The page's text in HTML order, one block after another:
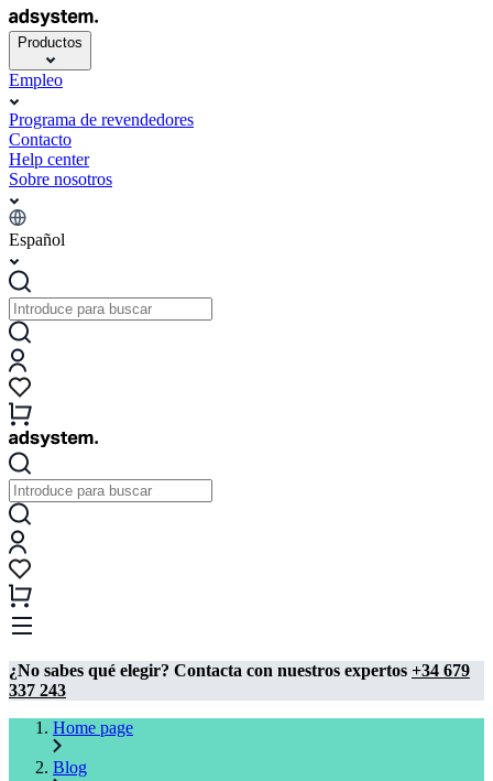
Productos
Empleo
Programa de revendedores
Contacto
Help center
Sobre nosotros
Español
¿No sabes qué elegir? Contacta con nuestros expertos +34 679
337 243
Home page
Blog